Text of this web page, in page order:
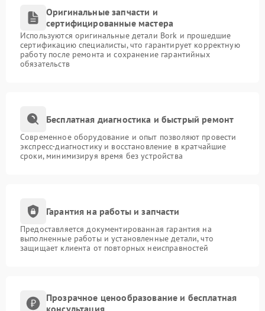
Оригинальные запчасти и
сертифицированные мастера
Используются оригинальные детали Bork и прошедшие
сертификацию специалисты, что гарантирует корректную
работу после ремонта и сохранение гарантийных
обязательств
Бесплатная диагностика и быстрый ремонт
Современное оборудование и опыт позволяют провести
экспресс-диагностику и восстановление в кратчайшие
сроки, минимизируя время без устройства
Гарантия на работы и запчасти
Предоставляется документированная гарантия на
выполненные работы и установленные детали, что
защищает клиента от повторных неисправностей
Прозрачное ценообразование и бесплатная